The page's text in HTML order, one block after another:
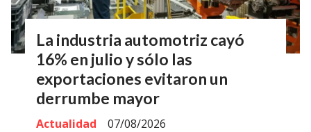
La industria automotriz cayó
16% en julio y sólo las
exportaciones evitaron un
derrumbe mayor
Actualidad
07/08/2026